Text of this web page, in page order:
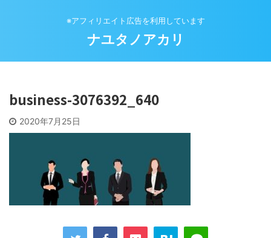
※アフィリエイト広告を利用しています
ナユタノアカリ
business-3076392_640
2020年7月25日